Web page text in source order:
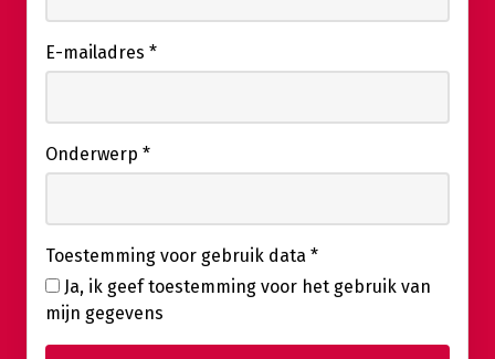
E-mailadres *
Onderwerp *
Toestemming voor gebruik data *
Ja, ik geef toestemming voor het gebruik van
mijn gegevens